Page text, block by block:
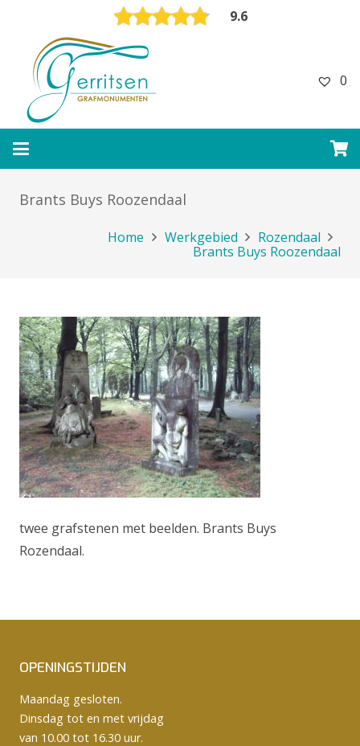
9.6
0
Brants Buys Roozendaal
Home Werkgebied
Rozendaal
Brants Buys Roozendaal
twee grafstenen met beelden. Brants Buys
Rozendaal.
OPENINGSTIJDEN
Maandag gesloten.
Dinsdag tot en met vrijdag
van 10.00 tot 16.30 uur.